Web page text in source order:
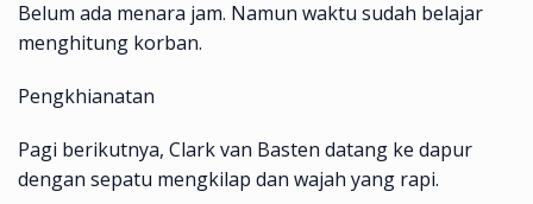
Belum ada menara jam. Namun waktu sudah belajar
menghitung korban.
Pengkhianatan
Pagi berikutnya, Clark van Basten datang ke dapur
dengan sepatu mengkilap dan wajah yang rapi.